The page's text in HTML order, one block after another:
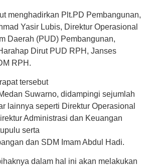
menghadirkan Plt.PD Pembangunan,
Yasir Lubis, Direktur Operasional
Daerah (PUD) Pembangunan,
Dirut PUD RPH, Janses
RPH.
tersebut
Suwarno, didampingi sejumlah
lainnya seperti Direktur Operasional
Administrasi dan Keuangan
serta
dan SDM Imam Abdul Hadi.
dalam hal ini akan melakukan